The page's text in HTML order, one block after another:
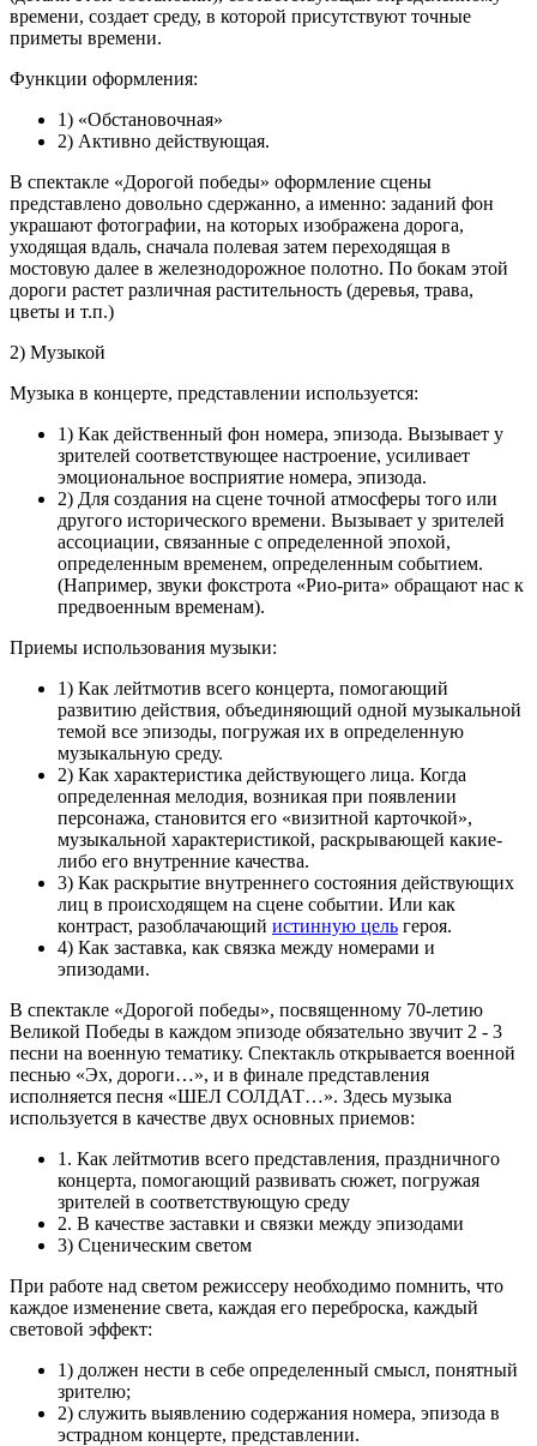
времени, создает среду, в которой присутствуют точные
приметы времени.
Функции оформления:
1) «Обстановочная»
2) Активно действующая.
В спектакле «Дорогой победы» оформление сцены
представлено довольно сдержанно, а именно: заданий фон
украшают фотографии, на которых изображена дорога,
уходящая вдаль, сначала полевая затем переходящая в
мостовую далее в железнодорожное полотно. По бокам этой
дороги растет различная растительность (деревья, трава,
цветы и т.п.)
2) Музыкой
Музыка в концерте, представлении используется:
1) Как действенный фон номера, эпизода. Вызывает у
зрителей соответствующее настроение, усиливает
эмоциональное восприятие номера, эпизода.
2) Для создания на сцене точной атмосферы того или
другого исторического времени. Вызывает у зрителей
ассоциации, связанные с определенной эпохой,
определенным временем, определенным событием.
(Например, звуки фокстрота «Рио-рита» обращают нас к
предвоенным временам).
Приемы использования музыки:
1) Как лейтмотив всего концерта, помогающий
развитию действия, объединяющий одной музыкальной
темой все эпизоды, погружая их в определенную
музыкальную среду.
2) Как характеристика действующего лица. Когда
определенная мелодия, возникая при появлении
персонажа, становится его «визитной карточкой»,
музыкальной характеристикой, раскрывающей какие-
либо его внутренние качества.
3) Как раскрытие внутреннего состояния действующих
лиц в происходящем на сцене событии. Или как
контраст, разоблачающий истинную цель героя.
4) Как заставка, как связка между номерами и
эпизодами.
В спектакле «Дорогой победы», посвященному 70-летию
Великой Победы в каждом эпизоде обязательно звучит 2 - 3
песни на военную тематику. Спектакль открывается военной
песнью «Эх, дороги…», и в финале представления
исполняется песня «ШЕЛ СОЛДАТ…». Здесь музыка
используется в качестве двух основных приемов:
1. Как лейтмотив всего представления, праздничного
концерта, помогающий развивать сюжет, погружая
зрителей в соответствующую среду
2. В качестве заставки и связки между эпизодами
3) Сценическим светом
При работе над светом режиссеру необходимо помнить, что
каждое изменение света, каждая его переброска, каждый
световой эффект:
1) должен нести в себе определенный смысл, понятный
зрителю;
2) служить выявлению содержания номера, эпизода в
эстрадном концерте, представлении.